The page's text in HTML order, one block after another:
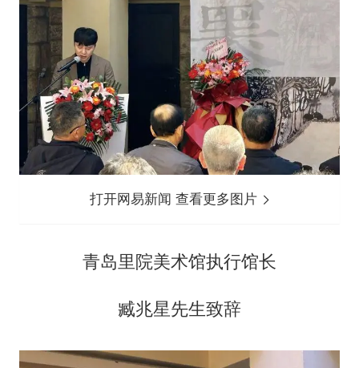
打开网易新闻 查看更多图片
青岛里院美术馆执行馆长
臧兆星先生致辞